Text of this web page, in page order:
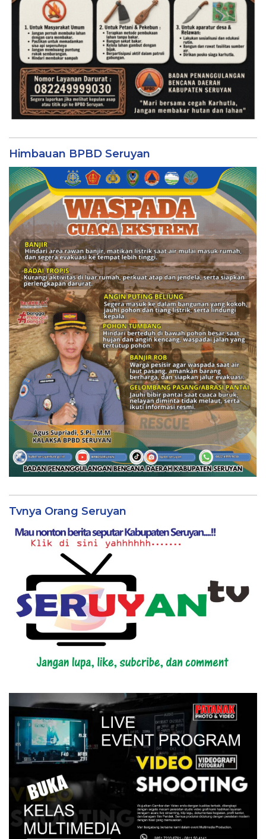
Himbauan BPBD Seruyan
Tvnya Orang Seruyan